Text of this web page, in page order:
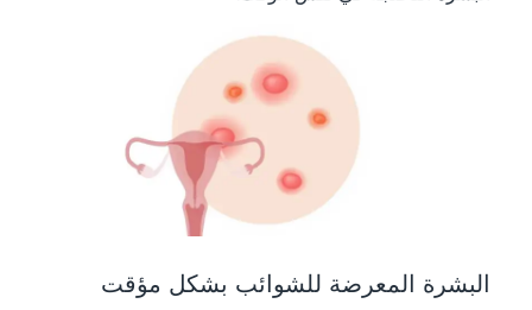
البشرة المعرضة للشوائب بشكل مؤقت